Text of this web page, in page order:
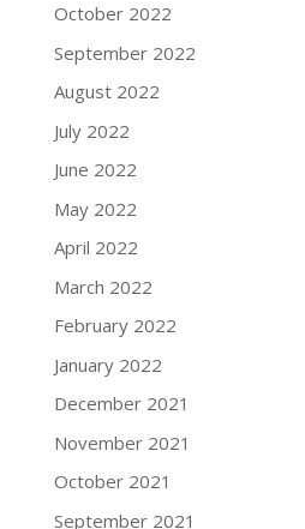
October 2022
September 2022
August 2022
July 2022
June 2022
May 2022
April 2022
March 2022
February 2022
January 2022
December 2021
November 2021
October 2021
September 2021